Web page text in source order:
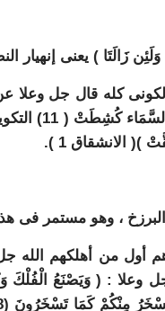
زَالَتَا ) يعنى إنهيار
كله قال جل وعلا
وهم أول من أهلكهم
وعلا : ( وَيَصْنَعُ الْفُلْكَ